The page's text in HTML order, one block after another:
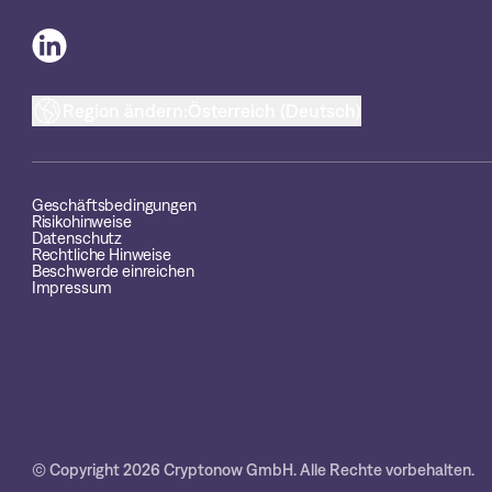
Geschäftsbedingungen
Risikohinweise
Datenschutz
Rechtliche Hinweise
Beschwerde einreichen
Impressum
© Copyright 2026 Cryptonow GmbH. Alle Rechte vorbehalten.